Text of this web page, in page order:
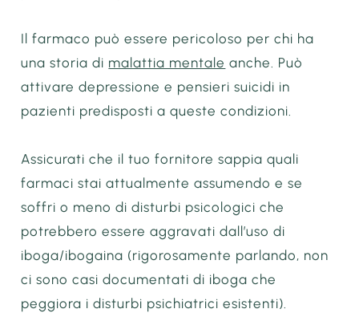
Il farmaco può essere pericoloso per chi ha
una storia di malattia mentale anche. Può
attivare depressione e pensieri suicidi in
pazienti predisposti a queste condizioni.
Assicurati che il tuo fornitore sappia quali
farmaci stai attualmente assumendo e se
soffri o meno di disturbi psicologici che
potrebbero essere aggravati dall’uso di
iboga/ibogaina (rigorosamente parlando, non
ci sono casi documentati di iboga che
peggiora i disturbi psichiatrici esistenti).